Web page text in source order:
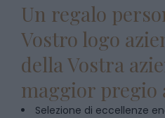
Un regalo
Vostro logo
della Vostra
maggior pregio
Selezione di eccellenze